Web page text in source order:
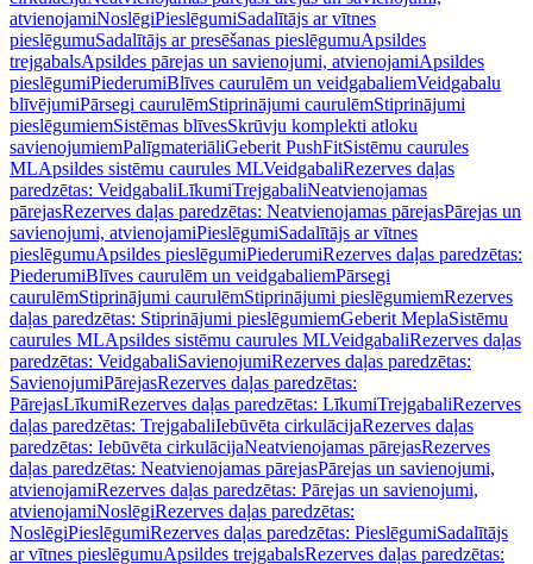
atvienojamiNoslēgiPieslēgumiSadalītājs ar vītnes
pieslēgumuSadalītājs ar presēšanas pieslēgumuApsildes
trejgabalsApsildes pārejas un savienojumi, atvienojamiApsildes
pieslēgumiPiederumiBlīves caurulēm un veidgabaliemVeidgabalu
blīvējumiPārsegi caurulēmStiprinājumi caurulēmStiprinājumi
pieslēgumiemSistēmas blīvesSkrūvju komplekti atloku
savienojumiemPalīgmateriāliGeberit PushFitSistēmu caurules
MLApsildes sistēmu caurules MLVeidgabaliRezerves daļas
paredzētas: VeidgabaliLīkumiTrejgabaliNeatvienojamas
pārejasRezerves daļas paredzētas: Neatvienojamas pārejasPārejas un
savienojumi, atvienojamiPieslēgumiSadalītājs ar vītnes
pieslēgumuApsildes pieslēgumiPiederumiRezerves daļas paredzētas:
PiederumiBlīves caurulēm un veidgabaliemPārsegi
caurulēmStiprinājumi caurulēmStiprinājumi pieslēgumiemRezerves
daļas paredzētas: Stiprinājumi pieslēgumiemGeberit MeplaSistēmu
caurules MLApsildes sistēmu caurules MLVeidgabaliRezerves daļas
paredzētas: VeidgabaliSavienojumiRezerves daļas paredzētas:
SavienojumiPārejasRezerves daļas paredzētas:
PārejasLīkumiRezerves daļas paredzētas: LīkumiTrejgabaliRezerves
daļas paredzētas: TrejgabaliIebūvēta cirkulācijaRezerves daļas
paredzētas: Iebūvēta cirkulācijaNeatvienojamas pārejasRezerves
daļas paredzētas: Neatvienojamas pārejasPārejas un savienojumi,
atvienojamiRezerves daļas paredzētas: Pārejas un savienojumi,
atvienojamiNoslēgiRezerves daļas paredzētas:
NoslēgiPieslēgumiRezerves daļas paredzētas: PieslēgumiSadalītājs
ar vītnes pieslēgumuApsildes trejgabalsRezerves daļas paredzētas: